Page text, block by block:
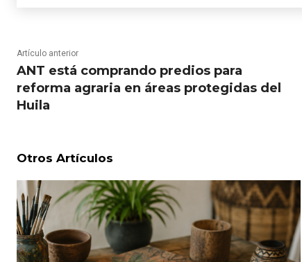
Artículo anterior
ANT está comprando predios para
reforma agraria en áreas protegidas del
Huila
Otros Artículos